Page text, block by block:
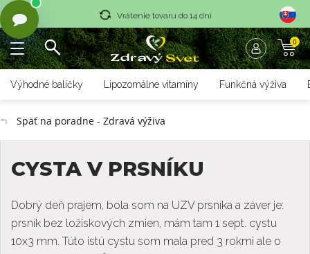
Vrátenie tovaru do 14 dní
Rýchle dodanie <36 hod 0
Výhodné balíčky Lipozomálne vitamíny Funkčná výživa
Späť na poradne - Zdravá výživa
CYSTA V PRSNÍKU
Dobrý deň prajem, bola som na UZV prsníka a záver je:
prsník bez ložiskových zmien, mám tam 1 sept. cystu
10x3 mm. Túto istú cystu som mala pred 3 rokmi ale o